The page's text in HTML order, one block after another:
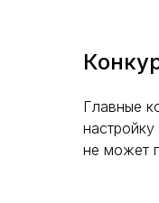
Главные
не может